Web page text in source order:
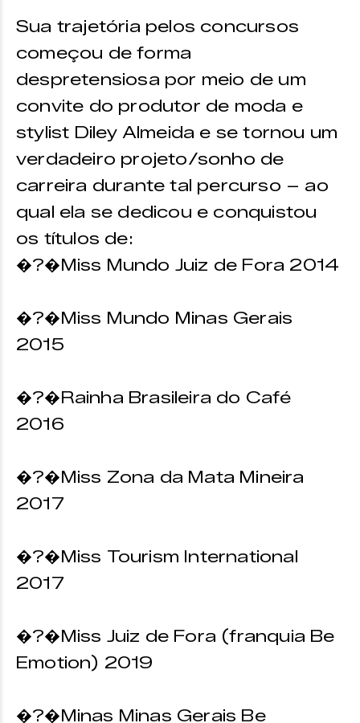
Sua trajetória pelos concursos
começou de forma
despretensiosa por meio de um
convite do produtor de moda e
stylist Diley Almeida e se tornou um
verdadeiro projeto/sonho de
carreira durante tal percurso – ao
qual ela se dedicou e conquistou
os títulos de:
�?�Miss Mundo Juiz de Fora 2014
�?�Miss Mundo Minas Gerais
2015
�?�Rainha Brasileira do Café
2016
�?�Miss Zona da Mata Mineira
2017
�?�Miss Tourism International
2017
�?�Miss Juiz de Fora (franquia Be
Emotion) 2019
�?�Minas Minas Gerais Be